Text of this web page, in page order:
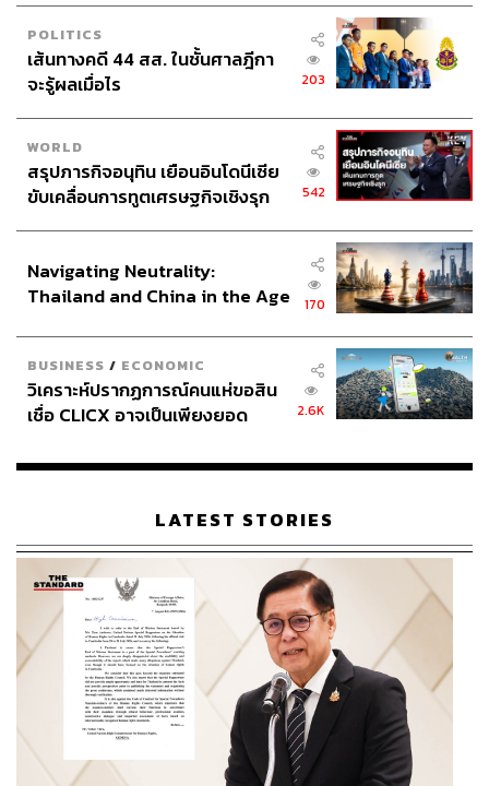
POLITICS
เส้นทางคดี 44 สส. ในชั้นศาลฎีกา
จะรู้ผลเมื่อไร
203
WORLD
สรุปภารกิจอนุทิน เยือนอินโดนีเซีย
ขับเคลื่อนการทูตเศรษฐกิจเชิงรุก
542
Navigating Neutrality:
Thailand and China in the Age
170
BUSINESS / ECONOMIC
วิเคราะห์ปรากฏการณ์คนแห่ขอสิน
เชื่อ CLICX อาจเป็นเพียงยอด
เรือนไทยที่ถูกซุกไว้
2.6K
LATEST STORIES